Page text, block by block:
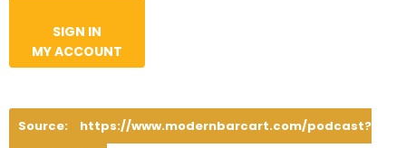
SIGN IN
MY ACCOUNT
Source:
https://www.modernbarcart.com/podcast?